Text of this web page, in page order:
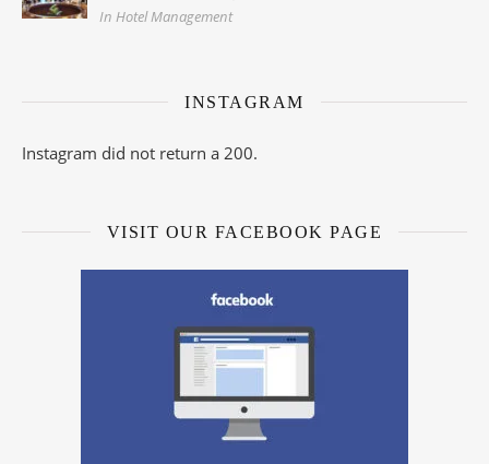
In Hotel Management
INSTAGRAM
Instagram did not return a 200.
VISIT OUR FACEBOOK PAGE